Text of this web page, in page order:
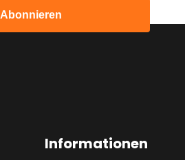
Abonnieren
Informationen